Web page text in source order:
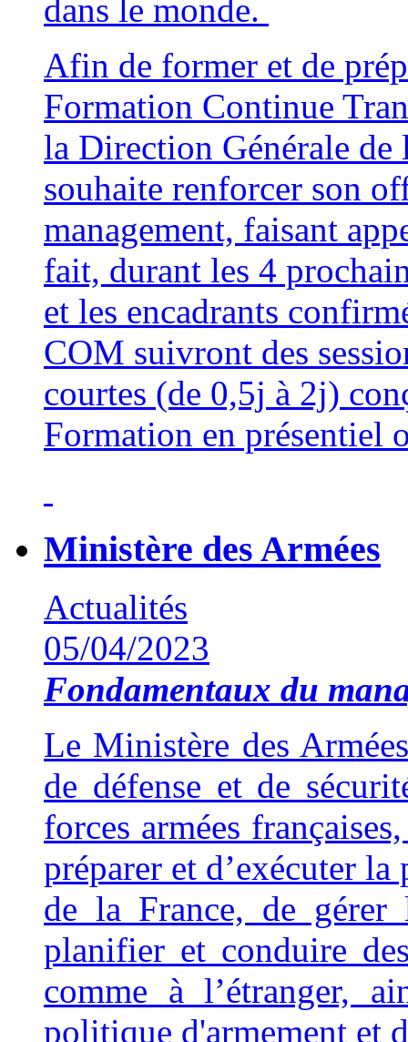
dans le monde.
Afin de former et de
Formation Continue
la Direction Générale
souhaite renforcer son
management, faisant
fait, durant les 4
et les encadrants
COM suivront des
courtes (de 0,5j à 2j)
Formation en présentiel
Ministère des Armées
Actualités
05/04/2023
Fondamentaux du
Le Ministère des
de défense et de
forces armées
préparer et d’exécuter
de la France, de gérer
planifier et conduire
comme à l’étranger,
politique d'armement et